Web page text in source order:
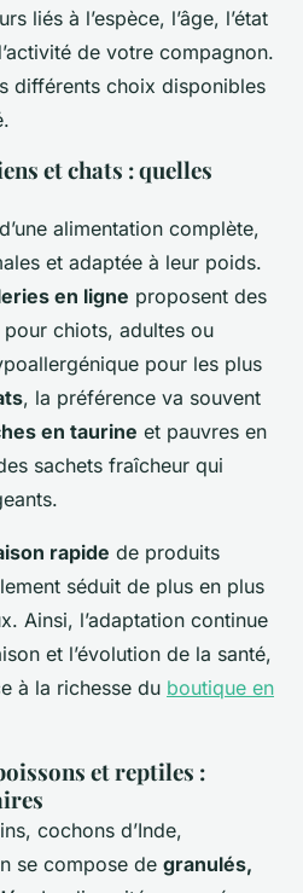
liés à l’espèce, l’âge, l’état
de votre compagnon.
différents choix disponibles
et chats : quelles
alimentation complète,
et adaptée à leur poids.
en ligne proposent des
pour chiots, adultes ou
pour les plus
, la préférence va souvent
en taurine et pauvres en
sachets fraîcheur qui
rapide de produits
séduit de plus en plus
Ainsi, l’adaptation continue
et l’évolution de la santé,
à la richesse du boutique en
et reptiles :
cochons d’Inde,
se compose de granulés,